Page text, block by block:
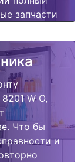
запчасти
W O,
Что бы
и